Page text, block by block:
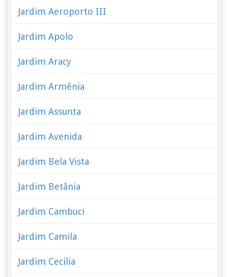
Jardim Aeroporto III
Jardim Apolo
Jardim Aracy
Jardim Armênia
Jardim Assunta
Jardim Avenida
Jardim Bela Vista
Jardim Betânia
Jardim Cambuci
Jardim Camila
Jardim Cecília